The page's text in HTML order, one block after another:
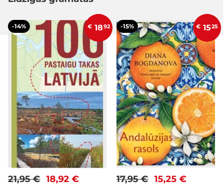
-14% € 1892
18,92 €
21,95 €
-15% € 1525
15,25 €
17,95 €